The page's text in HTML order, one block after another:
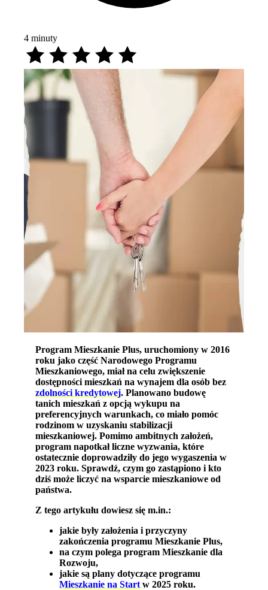
4 minuty
Program Mieszkanie Plus, uruchomiony w 2016
roku jako część Narodowego Programu
Mieszkaniowego, miał na celu zwiększenie
dostępności mieszkań na wynajem dla osób bez
zdolności kredytowej. Planowano budowę
tanich mieszkań z opcją wykupu na
preferencyjnych warunkach, co miało pomóc
rodzinom w uzyskaniu stabilizacji
mieszkaniowej. Pomimo ambitnych założeń,
program napotkał liczne wyzwania, które
ostatecznie doprowadziły do jego wygaszenia w
2023 roku. Sprawdź, czym go zastąpiono i kto
dziś może liczyć na wsparcie mieszkaniowe od
państwa.
Z tego artykułu dowiesz się m.in.:
jakie były założenia i przyczyny
zakończenia programu Mieszkanie Plus,
na czym polega program Mieszkanie dla
Rozwoju,
jakie są plany dotyczące programu
Mieszkanie na Start w 2025 roku.